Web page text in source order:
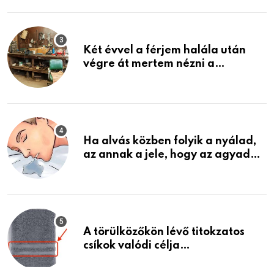
Két évvel a férjem halála után
végre át mertem nézni a
életemet
Ha alvás közben folyik a nyálad,
az annak a jele, hogy az agyad…
A törülközőkön lévő titokzatos
csíkok valódi célja…